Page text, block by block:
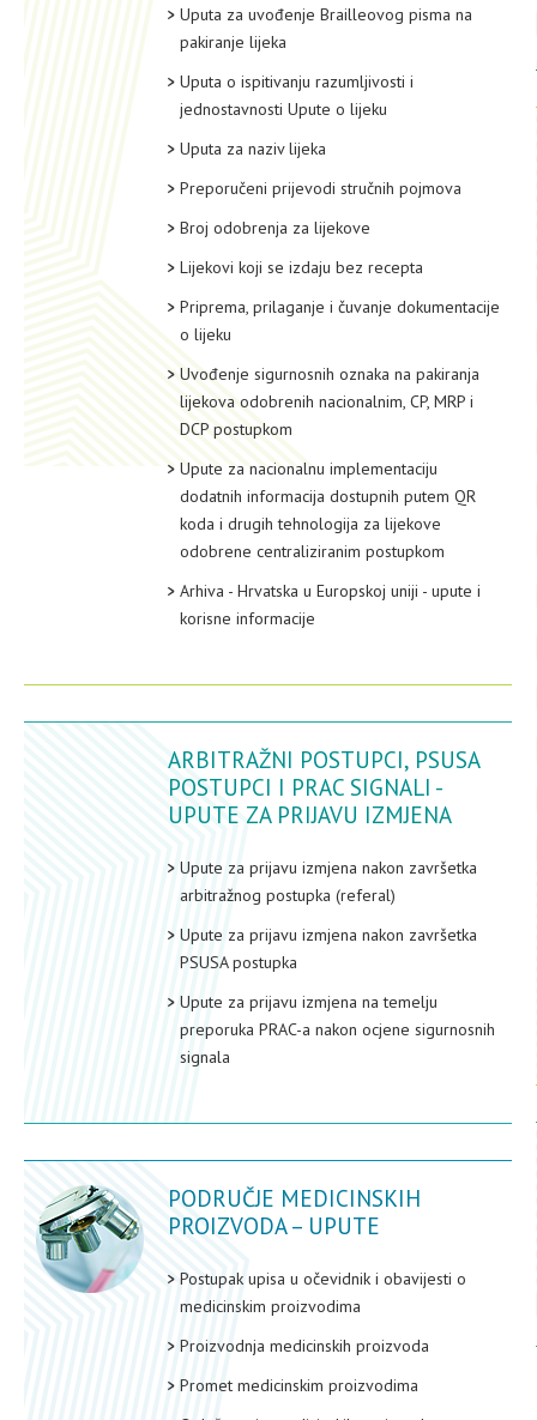
Uputa za uvođenje Brailleovog pisma na
pakiranje lijeka
Uputa o ispitivanju razumljivosti i
jednostavnosti Upute o lijeku
Uputa za naziv lijeka
Preporučeni prijevodi stručnih pojmova
Broj odobrenja za lijekove
Lijekovi koji se izdaju bez recepta
Priprema, prilaganje i čuvanje dokumentacije
o lijeku
Uvođenje sigurnosnih oznaka na pakiranja
lijekova odobrenih nacionalnim, CP, MRP i
DCP postupkom
Upute za nacionalnu implementaciju
dodatnih informacija dostupnih putem QR
koda i drugih tehnologija za lijekove
odobrene centraliziranim postupkom
Arhiva - Hrvatska u Europskoj uniji - upute i
korisne informacije
ARBITRAŽNI POSTUPCI, PSUSA
POSTUPCI I PRAC SIGNALI -
UPUTE ZA PRIJAVU IZMJENA
Upute za prijavu izmjena nakon završetka
arbitražnog postupka (referal)
Upute za prijavu izmjena nakon završetka
PSUSA postupka
Upute za prijavu izmjena na temelju
preporuka PRAC-a nakon ocjene sigurnosnih
signala
PODRUČJE MEDICINSKIH
PROIZVODA – UPUTE
Postupak upisa u očevidnik i obavijesti o
medicinskim proizvodima
Proizvodnja medicinskih proizvoda
Promet medicinskim proizvodima